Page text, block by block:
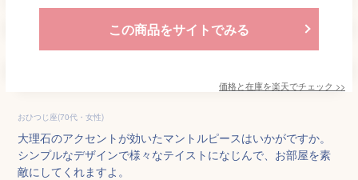
この商品をサイトでみる
価格と在庫を楽天でチェック >>
おひつじ座(70代・女性)
大理石のアクセントが効いたマントルピースはいかがですか。
シンプルなデザインで様々なテイストになじんで、お部屋を素
敵にしてくれますよ。